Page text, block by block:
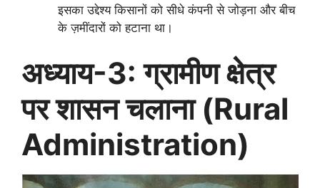
इसका उद्देश्य किसानों को सीधे कंपनी से जोड़ना और बीच
के ज़मींदारों को हटाना था।
अध्याय-3: ग्रामीण क्षेत्र
पर शासन चलाना (Rural
Administration)